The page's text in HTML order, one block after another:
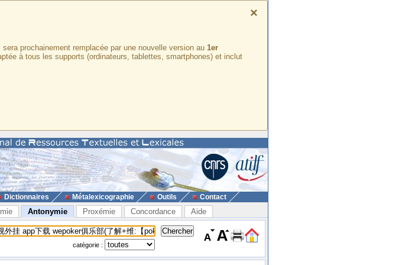
×
prochainement remplacée par une nouvelle version au 1er
à tous les supports (ordinateurs, tablettes, smartphones) et inclut
Dictionnaires Métalexicographie Outils Contact
Antonymie Proxémie Concordance Aide
catégorie :